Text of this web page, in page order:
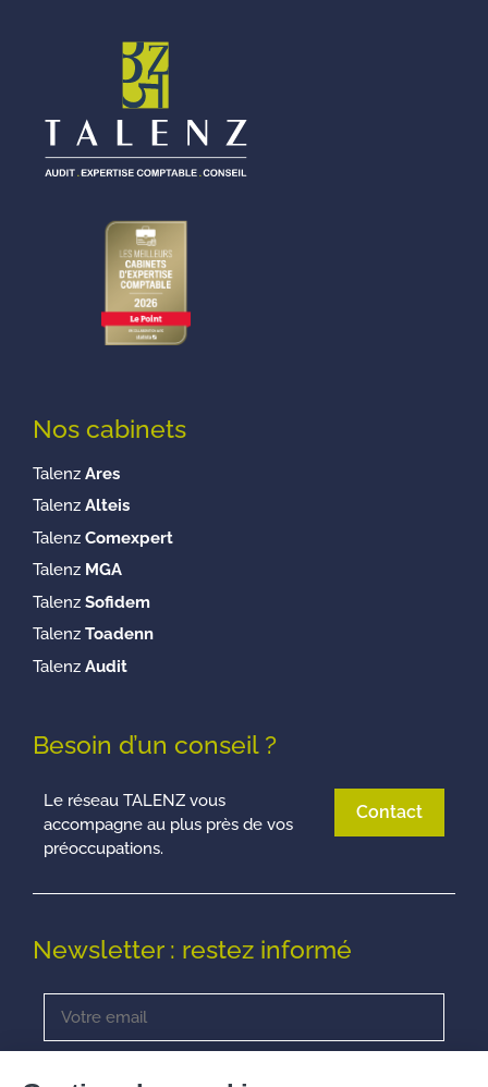
Nos cabinets
Talenz Ares
Talenz Alteis
Talenz Comexpert
Talenz MGA
Talenz Sofidem
Talenz Toadenn
Talenz Audit
Besoin d’un conseil ?
Le réseau TALENZ vous
accompagne au plus près de vos
préoccupations.
Contact
Newsletter : restez informé